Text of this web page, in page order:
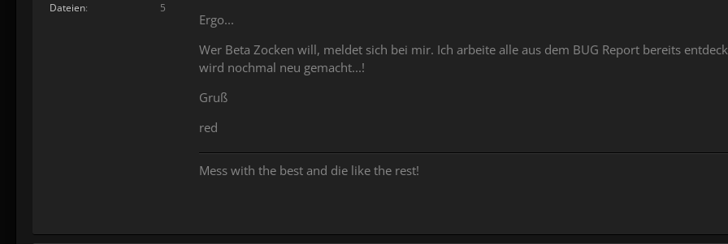
Dateien
5
Ergo...
Wer Beta Zocken will, meldet sich bei mir. Ich arbeite alle aus dem BUG Report bereits
wird nochmal neu gemacht...!
Gruß
red
Mess with the best and die like the rest!